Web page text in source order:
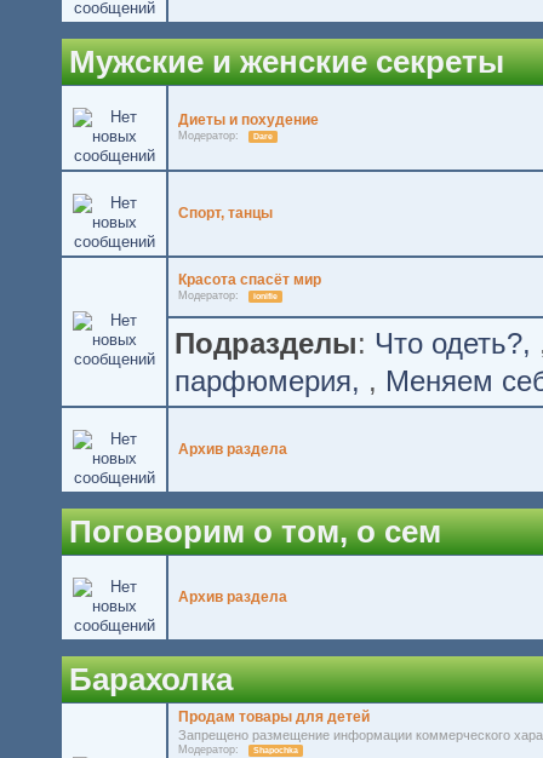
Мужские и женские секреты
Диеты и похудение
Модератор: Dare
Спорт, танцы
Красота спасёт мир
Модератор: ionifie
Подразделы: Что одеть?
парфюмерия
, Меняем
Архив раздела
Поговорим о том, о сем
Архив раздела
Барахолка
Продам товары для детей
Запрещено размещение информации коммерческого
Модератор: Shapochka